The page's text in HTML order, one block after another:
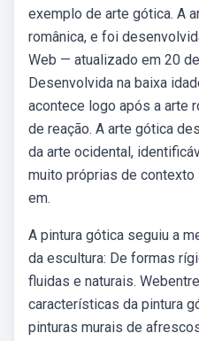
exemplo de arte gótica. A
românica, e foi
Web — atualizado em 20
Desenvolvida na baixa
acontece logo após a arte
de reação. A arte gótica
da arte ocidental,
muito próprias de
em.
A pintura gótica seguiu a
da escultura: De formas
fluidas e naturais.
características da pintura
pinturas murais de